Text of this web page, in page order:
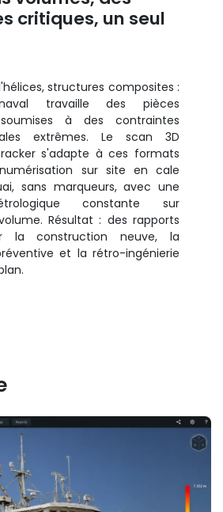
critiques, un seul
structures composites :
travaille des pièces
à des contraintes
extrêmes. Le scan 3D
s'adapte à ces formats
sur site en cale
sans marqueurs, avec une
constante sur
Résultat : des rapports
la construction neuve, la
et la rétro-ingénierie